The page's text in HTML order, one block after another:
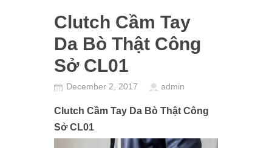
Clutch Cầm Tay
Da Bò Thật Công
Sở CL01
December 2, 2017 admin
Clutch Cầm Tay Da Bò Thật Công
Sở CL01